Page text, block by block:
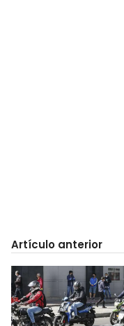
Artículo anterior